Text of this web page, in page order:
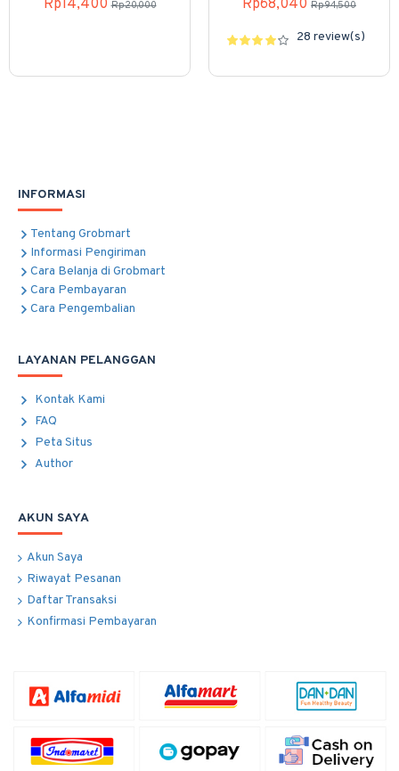
Rp14,400 Rp20,000 Rp68,040 Rp94,500
28 review(s)
INFORMASI
Tentang Grobmart
Informasi Pengiriman
Cara Belanja di Grobmart
Cara Pembayaran
Cara Pengembalian
LAYANAN PELANGGAN
Kontak Kami
FAQ
Peta Situs
Author
AKUN SAYA
Akun Saya
Riwayat Pesanan
Daftar Transaksi
Konfirmasi Pembayaran